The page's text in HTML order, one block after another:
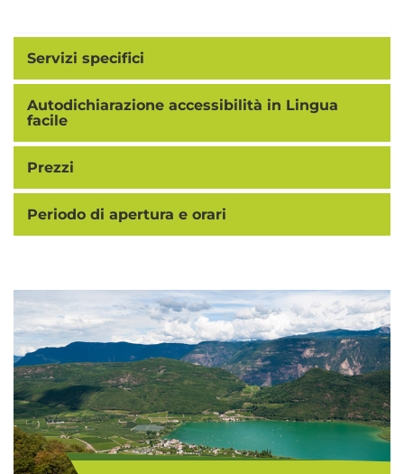
Servizi specifici
Autodichiarazione accessibilità in Lingua
facile
Prezzi
Periodo di apertura e orari